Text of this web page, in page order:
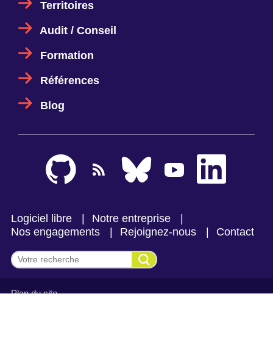
Territoires
Audit / Conseil
Formation
Références
Blog
Logiciel libre
Notre entreprise
Nos engagements
Rejoignez-nous Contact
Effectuer une recherche
Plan du site